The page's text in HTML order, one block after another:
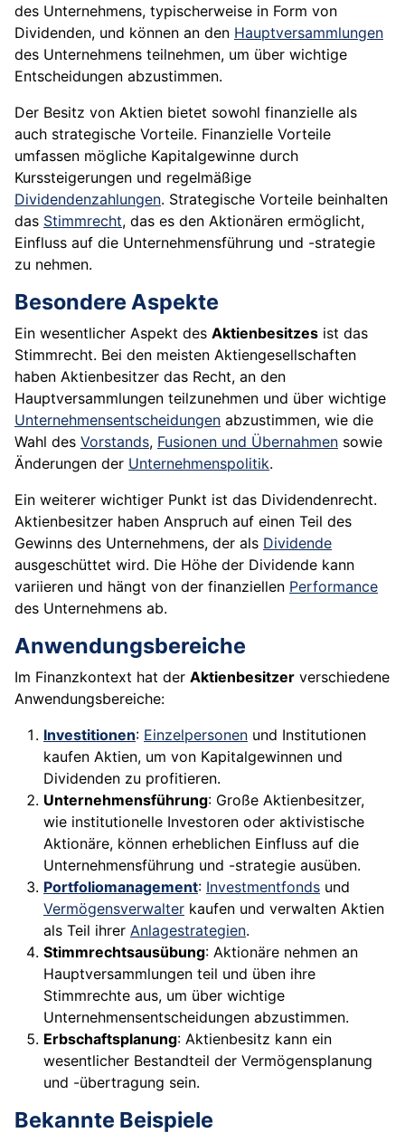
des Unternehmens, typischerweise in Form von
Dividenden, und können an den Hauptversammlungen
des Unternehmens teilnehmen, um über wichtige
Entscheidungen abzustimmen.
Der Besitz von Aktien bietet sowohl finanzielle als
auch strategische Vorteile. Finanzielle Vorteile
umfassen mögliche Kapitalgewinne durch
Kurssteigerungen und regelmäßige
Dividendenzahlungen. Strategische Vorteile beinhalten
das Stimmrecht, das es den Aktionären ermöglicht,
Einfluss auf die Unternehmensführung und -strategie
zu nehmen.
Besondere Aspekte
Ein wesentlicher Aspekt des Aktienbesitzes ist das
Stimmrecht. Bei den meisten Aktiengesellschaften
haben Aktienbesitzer das Recht, an den
Hauptversammlungen teilzunehmen und über wichtige
Unternehmensentscheidungen abzustimmen, wie die
Wahl des Vorstands, Fusionen und Übernahmen sowie
Änderungen der Unternehmenspolitik.
Ein weiterer wichtiger Punkt ist das Dividendenrecht.
Aktienbesitzer haben Anspruch auf einen Teil des
Gewinns des Unternehmens, der als Dividende
ausgeschüttet wird. Die Höhe der Dividende kann
variieren und hängt von der finanziellen Performance
des Unternehmens ab.
Anwendungsbereiche
Im Finanzkontext hat der Aktienbesitzer verschiedene
Anwendungsbereiche:
Investitionen: Einzelpersonen und Institutionen
kaufen Aktien, um von Kapitalgewinnen und
Dividenden zu profitieren.
Unternehmensführung: Große Aktienbesitzer,
wie institutionelle Investoren oder aktivistische
Aktionäre, können erheblichen Einfluss auf die
Unternehmensführung und -strategie ausüben.
Portfoliomanagement: Investmentfonds und
Vermögensverwalter kaufen und verwalten Aktien
als Teil ihrer Anlagestrategien.
Stimmrechtsausübung: Aktionäre nehmen an
Hauptversammlungen teil und üben ihre
Stimmrechte aus, um über wichtige
Unternehmensentscheidungen abzustimmen.
Erbschaftsplanung: Aktienbesitz kann ein
wesentlicher Bestandteil der Vermögensplanung
und -übertragung sein.
Bekannte Beispiele